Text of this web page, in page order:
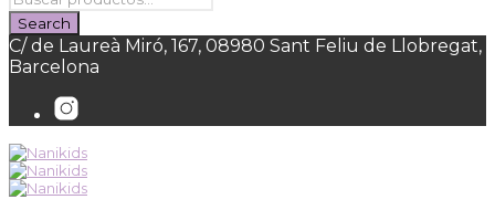
C/ de Laureà Miró, 167, 08980 Sant Feliu de Llobregat,
Barcelona